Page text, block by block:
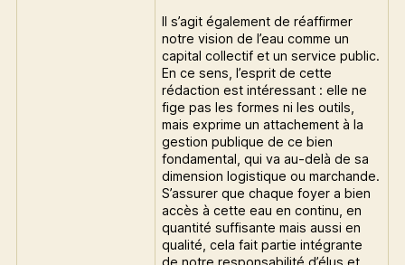
Il s’agit également de réaffirmer
notre vision de l’eau comme un
capital collectif et un service public.
En ce sens, l’esprit de cette
rédaction est intéressant : elle ne
fige pas les formes ni les outils,
mais exprime un attachement à la
gestion publique de ce bien
fondamental, qui va au-delà de sa
dimension logistique ou marchande.
S’assurer que chaque foyer a bien
accès à cette eau en continu, en
quantité suffisante mais aussi en
qualité, cela fait partie intégrante
de notre responsabilité d’élus et